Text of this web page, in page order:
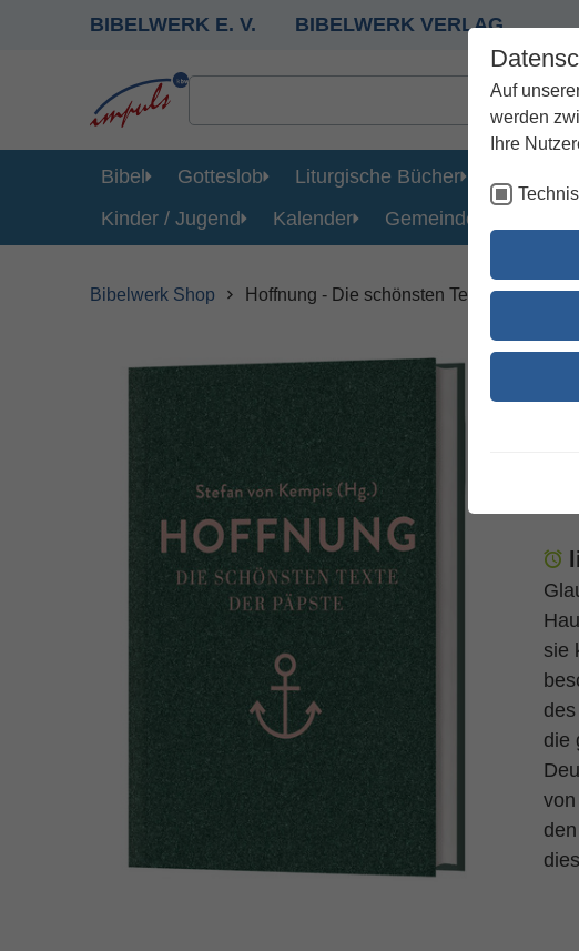
Auf
werden
Ihre
BIBELWERK E. V. BIBELWERK VERLAG
Bibel Gotteslob Liturgische Bücher
Kinder / Jugend
Kalender Gemeinde
Bibelwerk Shop Hoffnung - Die schönsten Texte der
sie
die